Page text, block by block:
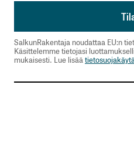
SalkunRakentaja noudattaa EU:n
Käsittelemme tietojasi
mukaisesti. Lue lisää